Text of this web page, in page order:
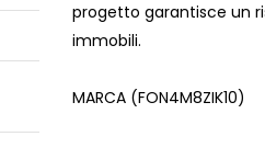
progetto garantisce un
immobili.
MARCA (FON4M8ZIK10)